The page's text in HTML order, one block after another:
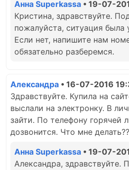
Анна Superkassa • 19-07-
Кристина, здравствуйте.
пожалуйста, ситуация была
Если нет, напишите нам
обязательно разберемся.
Александра • 16-07-2016
Здравствуйте. Купила на
выслали на электронку. В
зайти. По телефону горячей
дозвонится. Что мне
Анна Superkassa • 19-07-
Александра, здравствуйте.